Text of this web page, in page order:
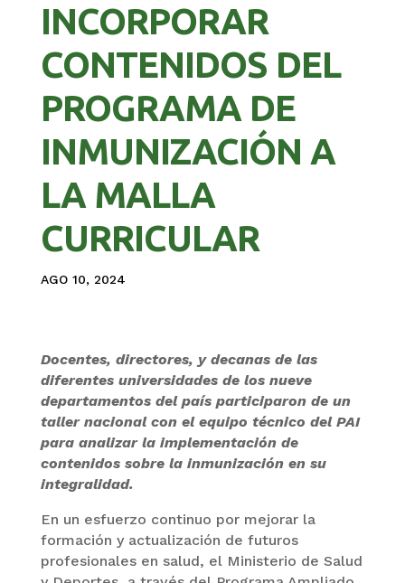
INCORPORAR
CONTENIDOS DEL
PROGRAMA DE
INMUNIZACIÓN A
LA MALLA
CURRICULAR
AGO 10, 2024
Docentes, directores, y decanas de las
diferentes universidades de los nueve
departamentos del país participaron de un
taller nacional con el equipo técnico del PAI
para analizar la implementación de
contenidos sobre la inmunización en su
integralidad.
En un esfuerzo continuo por mejorar la
formación y actualización de futuros
profesionales en salud, el Ministerio de Salud